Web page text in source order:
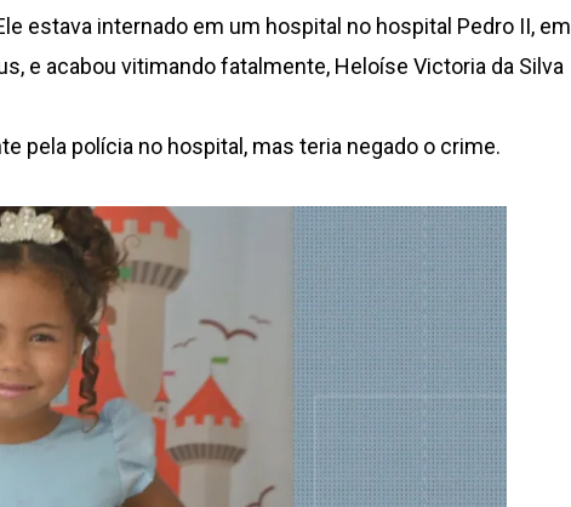
estava internado em um hospital no hospital Pedro II, em
e acabou vitimando fatalmente, Heloíse Victoria da Silva
pela polícia no hospital, mas teria negado o crime.